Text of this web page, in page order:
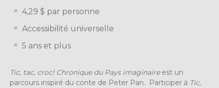
4,29 $ par personne
Accessibilité universelle
5 ans et plus
Tic, tac, croc! Chronique du Pays imaginaire est un
parcours inspiré du conte de Peter Pan. Participer à Tic,